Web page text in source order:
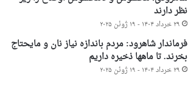
نظر دارند
۲۹ خرداد ۱۴۰۴ - ۱۹ ژوئن ۲۰۲۵
فرماندار شاهرود: مردم باندازه نیاز نان و مایحتاج
بخرند. تا ماهها ذخیره داریم
۲۹ خرداد ۱۴۰۴ - ۱۹ ژوئن ۲۰۲۵